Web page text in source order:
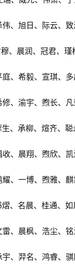
、旭日、际云、致
、晨润、冠君、瑾
、希毅、宣琪、多
、渝宇、煦长、凡
、承柳、煊齐、聪
、晨翔、煦欣、
、一博、煦雅、
、名晨、桂通、如
、晨枫、浩尘、铭
、羿名、鸿睿、